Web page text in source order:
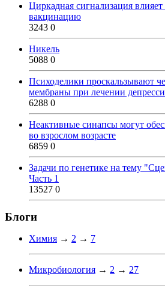
Циркадная сигнализация
вакцинацию
3243 0
Никель
5088 0
Психоделики проскальзывают
мембраны при лечении
6288 0
Неактивные синапсы могут
во взрослом возрасте
6859 0
Задачи по генетике на тему
Часть 1
13527 0
Блоги
Химия → 2 → 7
Микробиология → 2 → 27